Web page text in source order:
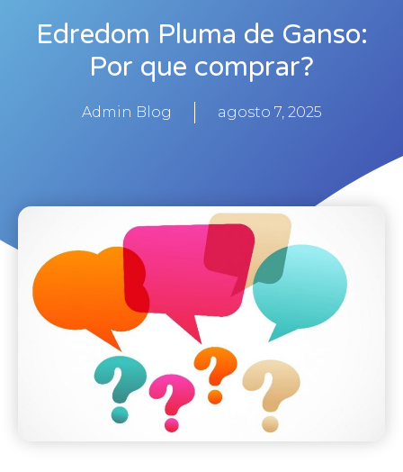
Edredom Pluma de Ganso:
Por que comprar?
Admin Blog agosto 7, 2025